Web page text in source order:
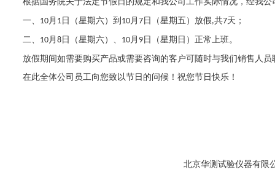
一、 10月 1 日（星期六）到 10月 7 日（星期五）放假,共7天；
二、 10月 8 日（星期六）、 10月 9 日（星期日）正常上班。
放假期间如需要购买产品或需要咨询的客户可随时与我们销售人
在此全体公司员工向您致以节日的问候！祝您节日快乐！
北京华测试验仪器有限